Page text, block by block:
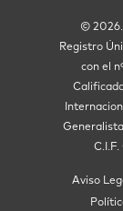
© 2026.
Registro
con el
Aviso